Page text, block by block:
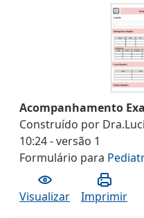
Acompanhamento
Construído por
10:24- versão 1
Formulário para
Visualizar Imprimir